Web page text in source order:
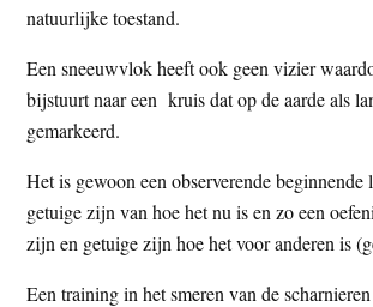
natuurlijke toestand.
Een sneeuwvlok heeft ook geen vizier
bijstuurt naar een kruis dat op de aarde als
gemarkeerd.
Het is gewoon een observerende beginnende
getuige zijn van hoe het nu is en zo een
zijn en getuige zijn hoe het voor anderen is
Een training in het smeren van de